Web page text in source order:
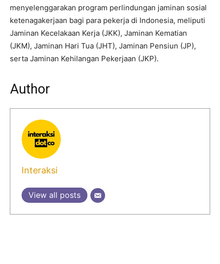
menyelenggarakan program perlindungan jaminan sosial
ketenagakerjaan bagi para pekerja di Indonesia, meliputi
Jaminan Kecelakaan Kerja (JKK), Jaminan Kematian
(JKM), Jaminan Hari Tua (JHT), Jaminan Pensiun (JP),
serta Jaminan Kehilangan Pekerjaan (JKP).
Author
Interaksi
View all posts